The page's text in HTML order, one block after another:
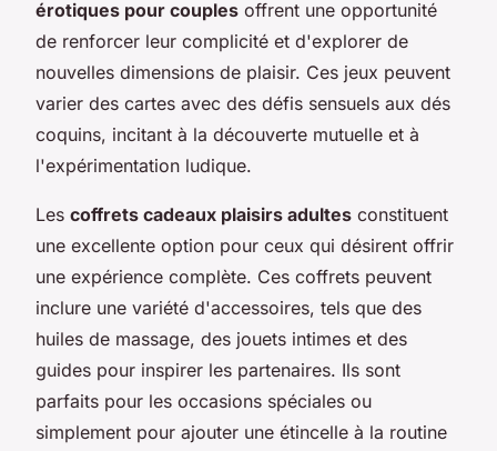
érotiques pour couples offrent une opportunité
de renforcer leur complicité et d'explorer de
nouvelles dimensions de plaisir. Ces jeux peuvent
varier des cartes avec des défis sensuels aux dés
coquins, incitant à la découverte mutuelle et à
l'expérimentation ludique.
Les coffrets cadeaux plaisirs adultes constituent
une excellente option pour ceux qui désirent offrir
une expérience complète. Ces coffrets peuvent
inclure une variété d'accessoires, tels que des
huiles de massage, des jouets intimes et des
guides pour inspirer les partenaires. Ils sont
parfaits pour les occasions spéciales ou
simplement pour ajouter une étincelle à la routine